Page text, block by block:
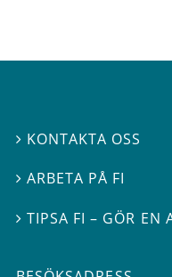
 KONTAKTA OSS
ARBETA PÅ FI
TIPSA FI – GÖR EN